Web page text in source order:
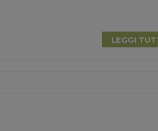
LEGGI